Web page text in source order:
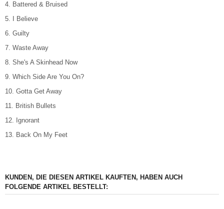
4. Battered & Bruised
5. I Believe
6. Guilty
7. Waste Away
8. She's A Skinhead Now
9. Which Side Are You On?
10. Gotta Get Away
11. British Bullets
12. Ignorant
13. Back On My Feet
KUNDEN, DIE DIESEN ARTIKEL KAUFTEN, HABEN AUCH
FOLGENDE ARTIKEL BESTELLT: